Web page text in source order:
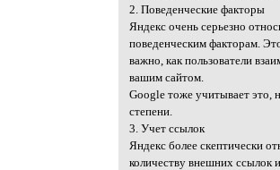
2. Поведенческие факторы
Яндекс очень серьезно
поведенческим факторам.
важно, как пользователи
вашим сайтом.
Google тоже учитывает это,
степени.
3. Учет ссылок
Яндекс более скептически
количеству внешних ссылок